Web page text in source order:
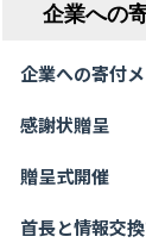
企業への
企業への寄付
感謝状贈呈
贈呈式開催
首長と情報交